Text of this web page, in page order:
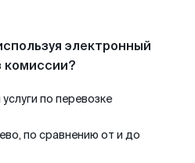
электронный
комиссии?
по перевозке
по сравнению от и до